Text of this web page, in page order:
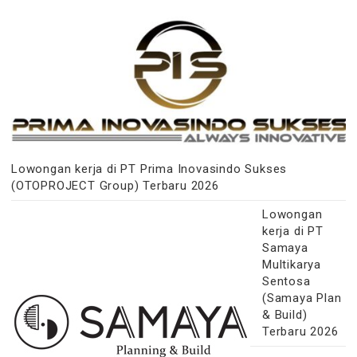
Lowongan kerja di PT Prima Inovasindo Sukses
(OTOPROJECT Group) Terbaru 2026
Lowongan
kerja di PT
Samaya
Multikarya
Sentosa
(Samaya Plan
& Build)
Terbaru 2026